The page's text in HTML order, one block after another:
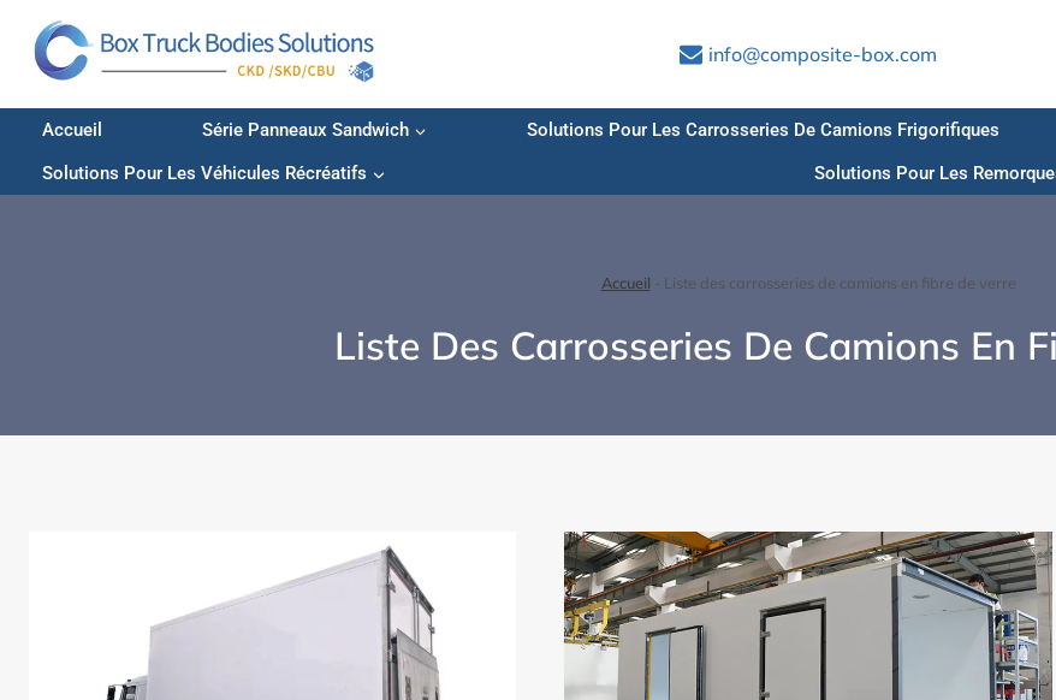
content
info@composite-box.com
Accueil Série Panneaux Sandwich Solutions Pour Les Carrosseries De Camions Frigorifiques
Solutions Pour Les Véhicules Récréatifs
Solutions Pour Les
Accueil - Liste des carrosseries de camions en fibre de verre
Liste Des Carrosseries De Camions En